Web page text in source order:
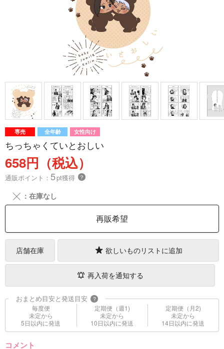
専売 全年齢 女性向け
ちっちゃくていとおしい
658円（税込）
通販ポイント： 5pt獲得 ？
╳ ：在庫なし
再販希望
店舗在庫 欲しいものリストに追加
再入荷を通知する
おまとめ目安と発送目安 ?
毎度便
未定から
5日以内に発送
定期便（週1)
未定から
10日以内に発送
定期便（月2)
未定から
14日以内に発送
コメント